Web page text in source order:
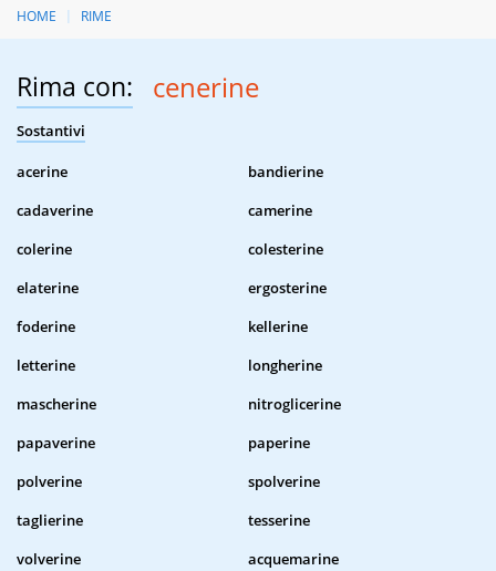
HOME RIME
Rima con: cenerine
Sostantivi
acerine
bandierine
cadaverine
camerine
colerine
colesterine
elaterine
ergosterine
foderine
kellerine
letterine
longherine
mascherine
nitroglicerine
papaverine
paperine
polverine
spolverine
taglierine
tesserine
volverine
acquemarine